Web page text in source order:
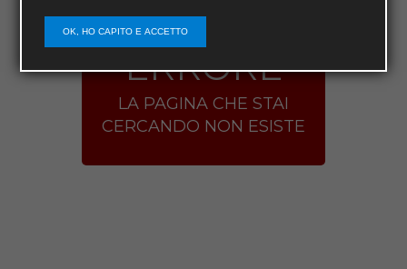
ERRORE
LA PAGINA CHE STAI
CERCANDO NON ESISTE
OK, HO CAPITO E ACCETTO